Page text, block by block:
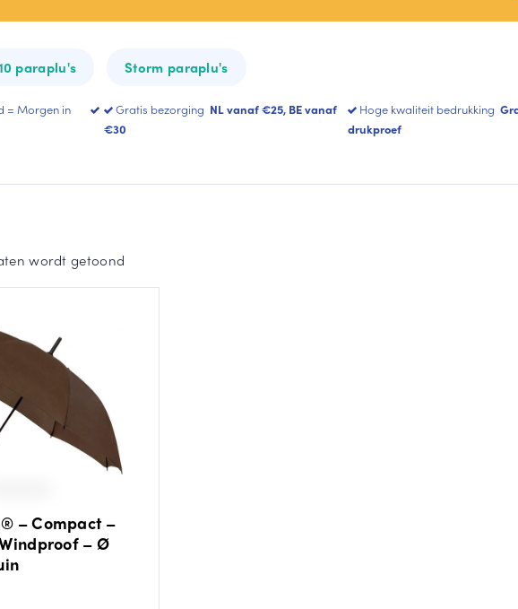
paraplu's Storm paraplu's
= Morgen in
Gratis bezorging NL vanaf €25, BE vanaf
€30
Hoge kwaliteit bedrukking
drukproef
wordt getoond
– Compact –
– Ø